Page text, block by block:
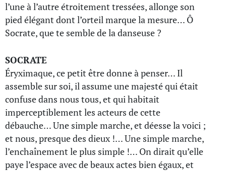
l’une à l’autre étroitement tressées, allonge son
pied élégant dont l’orteil marque la mesure… Ô
Socrate, que te semble de la danseuse ?
SOCRATE
Éryximaque, ce petit être donne à penser… Il
assemble sur soi, il assume une majesté qui était
confuse dans nous tous, et qui habitait
imperceptiblement les acteurs de cette
débauche… Une simple marche, et déesse la voici ;
et nous, presque des dieux !… Une simple marche,
l’enchaînement le plus simple !… On dirait qu’elle
paye l’espace avec de beaux actes bien égaux, et